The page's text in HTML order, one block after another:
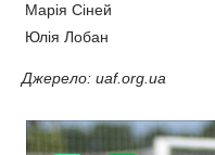
Марія Сіней
Юлія Лобан
Джерело: uaf.org.ua